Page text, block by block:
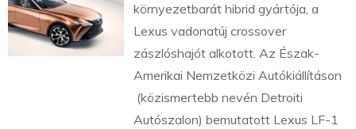
környezetbarát hibrid gyártója, a
Lexus vadonatúj crossover
zászlóshajót alkotott. Az Észak-
Amerikai Nemzetközi Autókiállításon
(közismertebb nevén Detroiti
Autószalon) bemutatott Lexus LF-1